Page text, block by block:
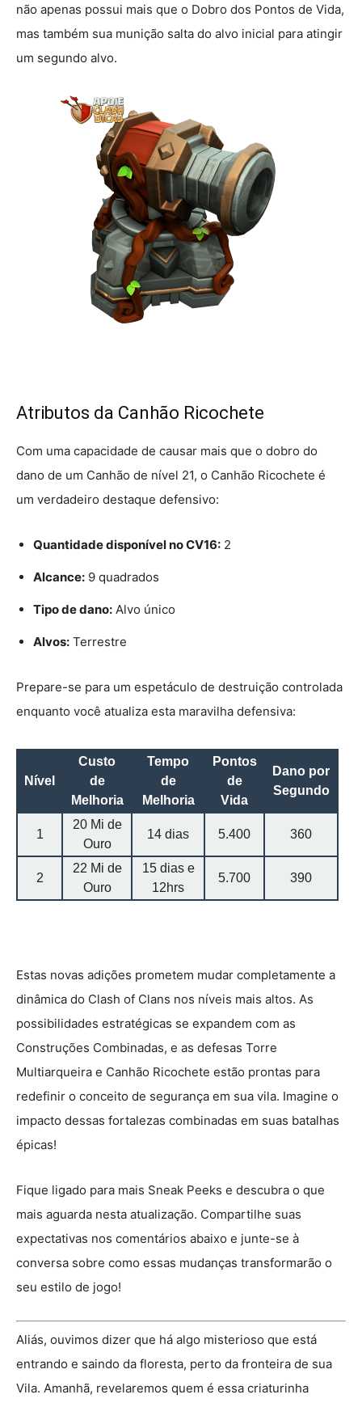
não apenas possui mais que o Dobro dos Pontos de Vida,
mas também sua munição salta do alvo inicial para atingir
um segundo alvo.
Atributos da Canhão Ricochete
Com uma capacidade de causar mais que o dobro do
dano de um Canhão de nível 21, o Canhão Ricochete é
um verdadeiro destaque defensivo:
Quantidade disponível no CV16: 2
Alcance: 9 quadrados
Tipo de dano: Alvo único
Alvos: Terrestre
Prepare-se para um espetáculo de destruição controlada
enquanto você atualiza esta maravilha defensiva:
Nível
Custo
de
Melhoria
Tempo
de
Melhoria
Pontos
de
Vida
Dano por
Segundo
1
20 Mi de
Ouro
14 dias 5.400 360
2
22 Mi de
Ouro
15 dias e
12hrs
5.700 390
Estas novas adições prometem mudar completamente a
dinâmica do Clash of Clans nos níveis mais altos. As
possibilidades estratégicas se expandem com as
Construções Combinadas, e as defesas Torre
Multiarqueira e Canhão Ricochete estão prontas para
redefinir o conceito de segurança em sua vila. Imagine o
impacto dessas fortalezas combinadas em suas batalhas
épicas!
Fique ligado para mais Sneak Peeks e descubra o que
mais aguarda nesta atualização. Compartilhe suas
expectativas nos comentários abaixo e junte-se à
conversa sobre como essas mudanças transformarão o
seu estilo de jogo!
Aliás, ouvimos dizer que há algo misterioso que está
entrando e saindo da floresta, perto da fronteira de sua
Vila. Amanhã, revelaremos quem é essa criaturinha